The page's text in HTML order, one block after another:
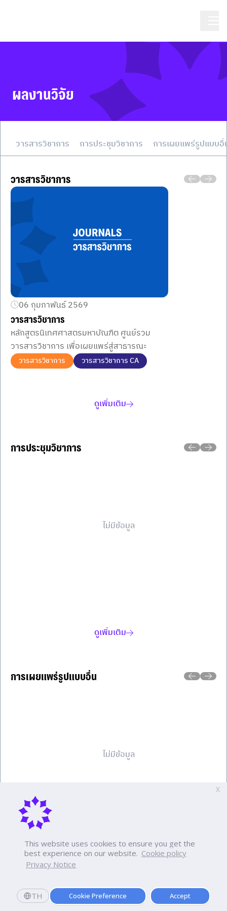
This website uses cookies to ensure you get the
best experience on our website. Cookie policy
Privacy Notice
TH Cookie Preference Accept
X
ผลงานวิจัย
วารสารวิชาการ การประชุมวิชาการ การเผยแพร่รูปแบบ
วารสารวิชาการ
06 กุมภาพันธ์ 2569
วารสารวิชาการ
หลักสูตรนิเทศศาสตรมหาบัณฑิต ศูนย์รวม
วารสารวิชาการ เพื่อเผยแพร่สู่สาธารณะ
วารสารวิชาการ วารสารวิชาการ CA
ดูเพิ่มเติม
การประชุมวิชาการ
ไม่มีข้อมูล
ดูเพิ่มเติม
การเผยแพร่รูปแบบอื่น
ไม่มีข้อมูล
ค่าเทอม สมัครเรียน